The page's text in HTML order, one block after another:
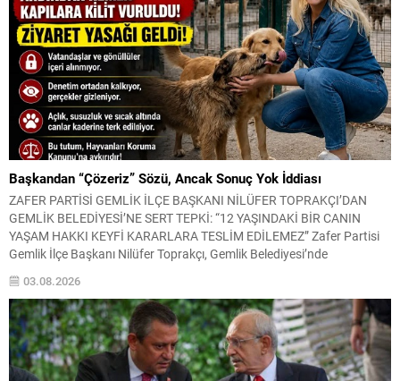
Başkandan “Çözeriz” Sözü, Ancak Sonuç Yok İddiası
ZAFER PARTİSİ GEMLİK İLÇE BAŞKANI NİLÜFER TOPRAKÇI’DAN
GEMLİK BELEDİYESİ’NE SERT TEPKİ: “12 YAŞINDAKİ BİR CANIN
YAŞAM HAKKI KEYFİ KARARLARA TESLİM EDİLEMEZ” Zafer Partisi
Gemlik İlçe Başkanı Nilüfer Toprakçı, Gemlik Belediyesi’nde
yaşandığını belirttiği bir sahiplendirme sürecine ilişkin kamuoyuna
kapsamlı bir açıklama yaptı. Toprakçı, yıllardır sokakta vatandaşların
bakımını üstlendiği 12 yaşındaki yaşlı...
03.08.2026